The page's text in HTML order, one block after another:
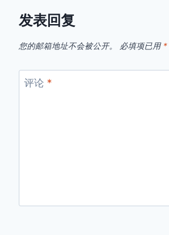
发表回复
您的邮箱地址不会被公开。 必填项已用 *
评论 *